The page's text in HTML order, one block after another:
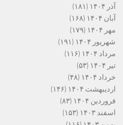
آذر ۱۴۰۴
(۱۸۱)
آبان ۱۴۰۴
(۱۶۸)
مهر ۱۴۰۴
(۱۷۹)
شهریور ۱۴۰۴
(۱۹۱)
مرداد ۱۴۰۴
(۱۱۶)
تیر ۱۴۰۴
(۵۳)
خرداد ۱۴۰۴
(۴۸)
اردیبهشت ۱۴۰۴
(۱۴۶)
فروردین ۱۴۰۴
(۸۳)
اسفند ۱۴۰۳
(۱۵۳)